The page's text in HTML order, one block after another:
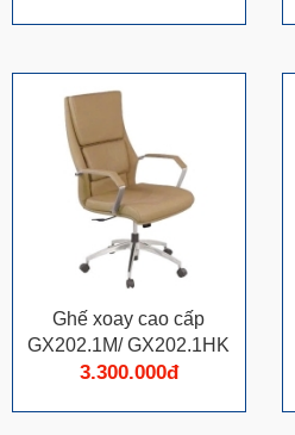
Ghế xoay cao cấp
GX202.1M/ GX202.1HK
3.300.000đ